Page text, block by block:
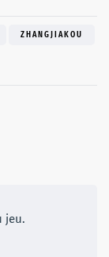
ZHANGJIAKOU
jeu.